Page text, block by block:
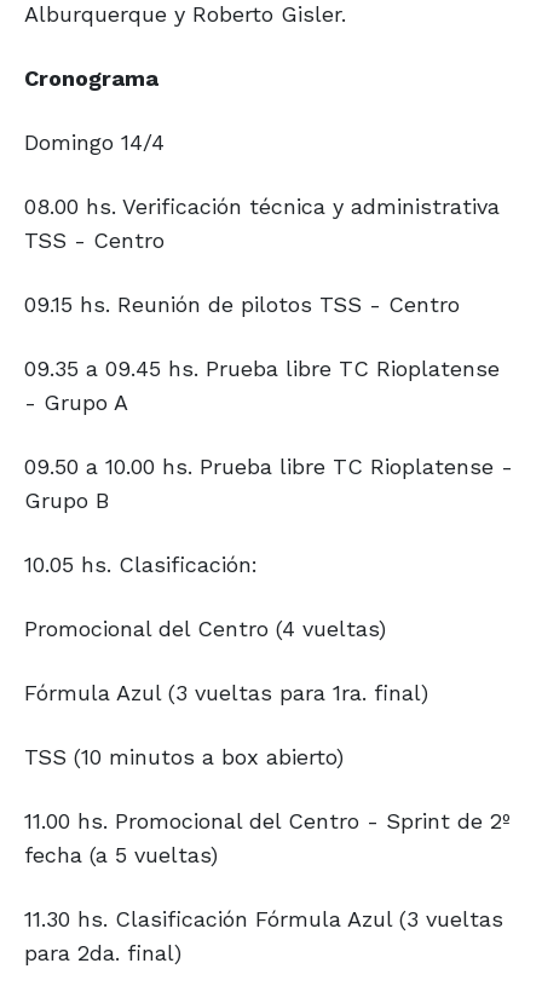
Alburquerque y Roberto Gisler.
Cronograma
Domingo 14/4
08.00 hs. Verificación técnica y administrativa
TSS - Centro
09.15 hs. Reunión de pilotos TSS - Centro
09.35 a 09.45 hs. Prueba libre TC Rioplatense
- Grupo A
09.50 a 10.00 hs. Prueba libre TC Rioplatense -
Grupo B
10.05 hs. Clasificación:
Promocional del Centro (4 vueltas)
Fórmula Azul (3 vueltas para 1ra. final)
TSS (10 minutos a box abierto)
11.00 hs. Promocional del Centro - Sprint de 2º
fecha (a 5 vueltas)
11.30 hs. Clasificación Fórmula Azul (3 vueltas
para 2da. final)